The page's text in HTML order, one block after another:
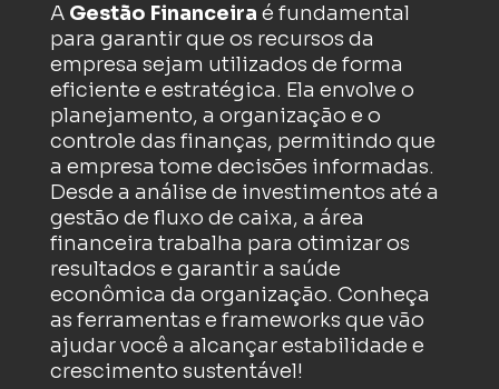
A Gestão Financeira é fundamental
para garantir que os recursos da
empresa sejam utilizados de forma
eficiente e estratégica. Ela envolve o
planejamento, a organização e o
controle das finanças, permitindo que
a empresa tome decisões informadas.
Desde a análise de investimentos até a
gestão de fluxo de caixa, a área
financeira trabalha para otimizar os
resultados e garantir a saúde
econômica da organização. Conheça
as ferramentas e frameworks que vão
ajudar você a alcançar estabilidade e
crescimento sustentável!